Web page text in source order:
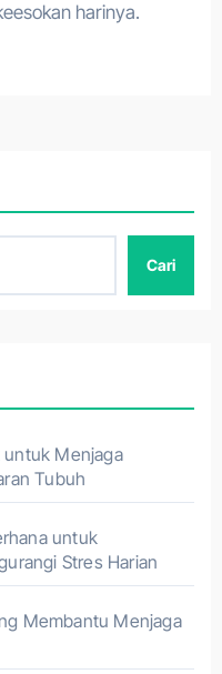
harinya.
Cari
untuk Menjaga
Tubuh
untuk
Stres Harian
Membantu Menjaga